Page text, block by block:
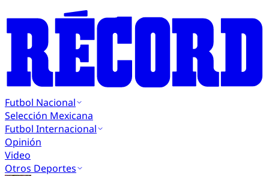
Futbol Nacional
Selección Mexicana
Futbol Internacional
Opinión
Video
Otros Deportes